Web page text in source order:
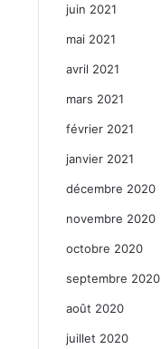
juin 2021
mai 2021
avril 2021
mars 2021
février 2021
janvier 2021
décembre 2020
novembre 2020
octobre 2020
septembre 2020
août 2020
juillet 2020